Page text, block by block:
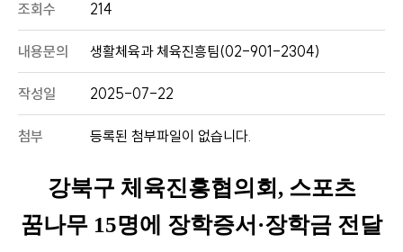
조회수 214
내용문의 생활체육과 체육진흥팀(02-901-2304)
작성일 2025-07-22
첨부 등록된 첨부파일이 없습니다.
강북구 체육진흥협의회 , 스포츠
꿈나무 15명에 장학증서 ·장학금 전달